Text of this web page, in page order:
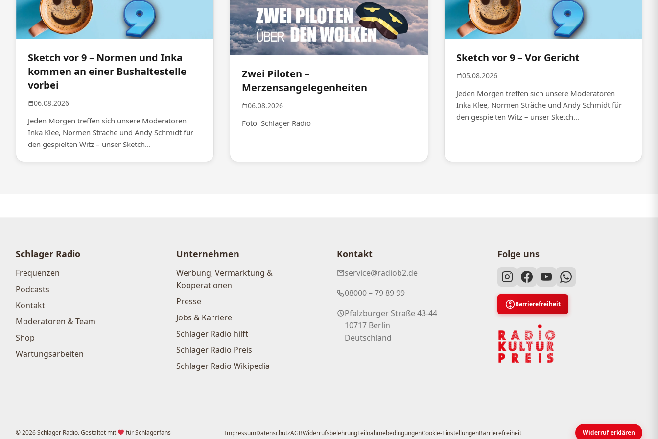
Sketch vor 9 – Normen und Inka
kommen an einer Bushaltestelle
vorbei
06.08.2026
Jeden Morgen treffen sich unsere Moderatoren
Inka Klee, Normen Sträche und Andy Schmidt für
den gespielten Witz – unser Sketch...
Zwei Piloten –
Merzensangelegenheiten
06.08.2026
Foto: Schlager Radio
Sketch vor 9 – Vor Gericht
05.08.2026
Jeden Morgen treffen sich unsere Moderatoren
Inka Klee, Normen Sträche und Andy Schmidt für
den gespielten Witz – unser Sketch...
Schlager Radio
Frequenzen
Podcasts
Kontakt
Moderatoren & Team
Shop
Wartungsarbeiten
Unternehmen
Werbung, Vermarktung &
Kooperationen
Presse
Jobs & Karriere
Schlager Radio hilft
Schlager Radio Preis
Schlager Radio Wikipedia
Kontakt
service@radiob2.de
08000 – 79 89 99
Pfalzburger Straße 43-44
10717 Berlin
Deutschland
Folge uns
Barrierefreiheit
© 2026 Schlager Radio. Gestaltet mit für Schlagerfans ImpressumDatenschutzAGBWiderrufsbelehrungTeilnahmebedingungenCookie-EinstellungenBarrierefreiheit Widerruf erklären